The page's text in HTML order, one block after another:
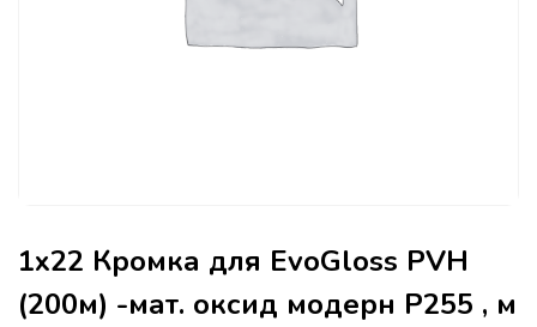
1х22 Кромка для EvoGloss PVH
(200м) -мат. оксид модерн Р255 , м